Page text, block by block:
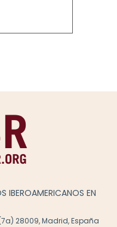
IBEROAMERICANOS EN
28009, Madrid, España